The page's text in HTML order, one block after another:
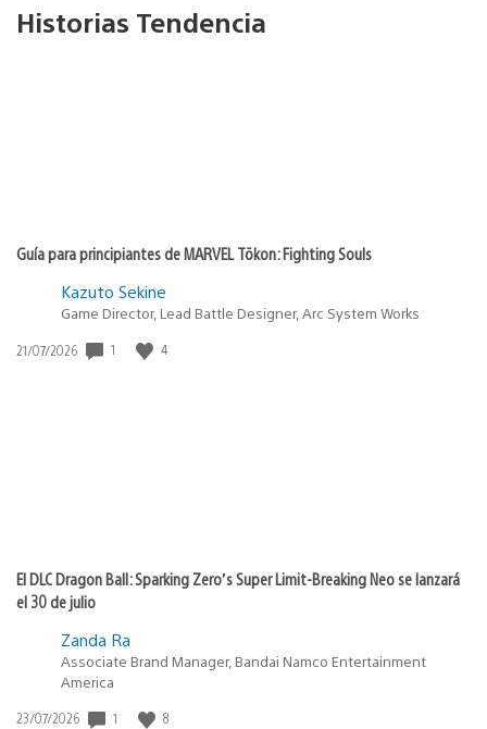
Historias Tendencia
Guía para principiantes de MARVEL Tōkon: Fighting Souls
Kazuto Sekine
Game Director, Lead Battle Designer, Arc System Works
Fecha
21/07/2026 1 4
El DLC Dragon Ball: Sparking Zero’s Super Limit-Breaking Neo se lanzará
el 30 de julio
Zanda Ra
Associate Brand Manager, Bandai Namco Entertainment
America
Fecha
23/07/2026 1 8